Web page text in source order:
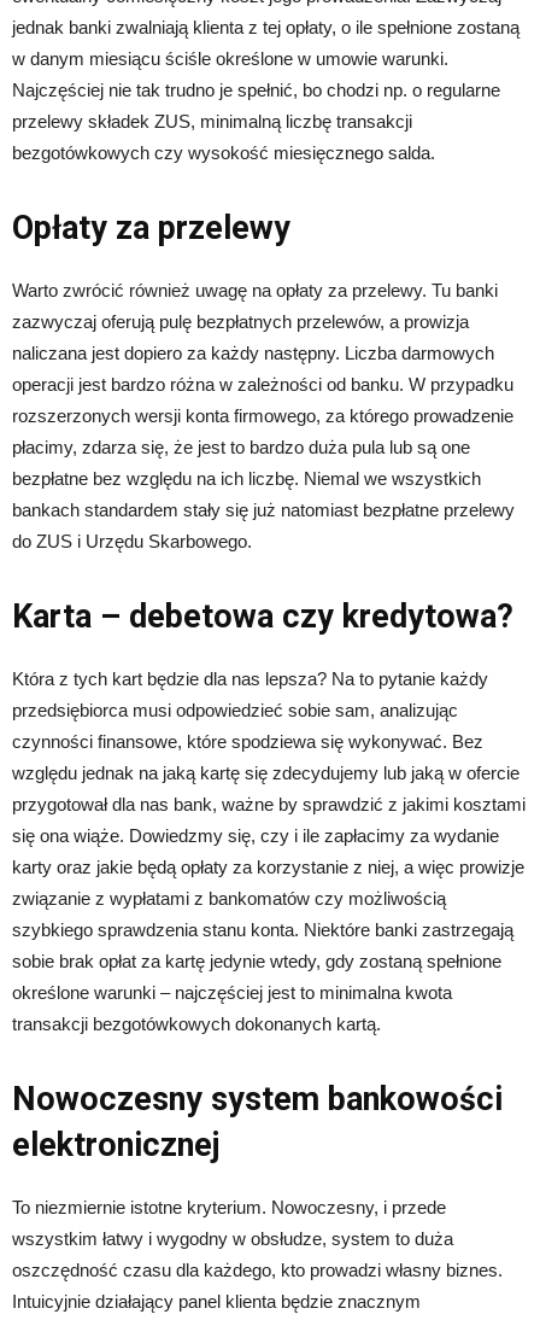
jednak banki zwalniają klienta z tej opłaty, o ile spełnione zostaną
w danym miesiącu ściśle określone w umowie warunki.
Najczęściej nie tak trudno je spełnić, bo chodzi np. o regularne
przelewy składek ZUS, minimalną liczbę transakcji
bezgotówkowych czy wysokość miesięcznego salda.
Opłaty za przelewy
Warto zwrócić również uwagę na opłaty za przelewy. Tu banki
zazwyczaj oferują pulę bezpłatnych przelewów, a prowizja
naliczana jest dopiero za każdy następny. Liczba darmowych
operacji jest bardzo różna w zależności od banku. W przypadku
rozszerzonych wersji konta firmowego, za którego prowadzenie
płacimy, zdarza się, że jest to bardzo duża pula lub są one
bezpłatne bez względu na ich liczbę. Niemal we wszystkich
bankach standardem stały się już natomiast bezpłatne przelewy
do ZUS i Urzędu Skarbowego.
Karta – debetowa czy kredytowa?
Która z tych kart będzie dla nas lepsza? Na to pytanie każdy
przedsiębiorca musi odpowiedzieć sobie sam, analizując
czynności finansowe, które spodziewa się wykonywać. Bez
względu jednak na jaką kartę się zdecydujemy lub jaką w ofercie
przygotował dla nas bank, ważne by sprawdzić z jakimi kosztami
się ona wiąże. Dowiedzmy się, czy i ile zapłacimy za wydanie
karty oraz jakie będą opłaty za korzystanie z niej, a więc prowizje
związanie z wypłatami z bankomatów czy możliwością
szybkiego sprawdzenia stanu konta. Niektóre banki zastrzegają
sobie brak opłat za kartę jedynie wtedy, gdy zostaną spełnione
określone warunki – najczęściej jest to minimalna kwota
transakcji bezgotówkowych dokonanych kartą.
Nowoczesny system bankowości
elektronicznej
To niezmiernie istotne kryterium. Nowoczesny, i przede
wszystkim łatwy i wygodny w obsłudze, system to duża
oszczędność czasu dla każdego, kto prowadzi własny biznes.
Intuicyjnie działający panel klienta będzie znacznym